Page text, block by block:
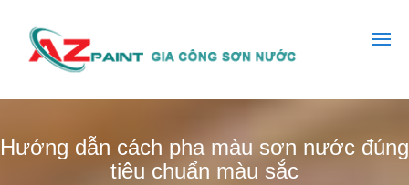
Hướng dẫn cách pha màu sơn nước đúng
tiêu chuẩn màu sắc